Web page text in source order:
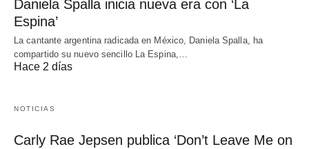
Daniela Spalla inicia nueva era con ‘La
Espina’
La cantante argentina radicada en México, Daniela Spalla, ha
compartido su nuevo sencillo La Espina,…
Hace 2 días
NOTICIAS
Carly Rae Jepsen publica ‘Don’t Leave Me on